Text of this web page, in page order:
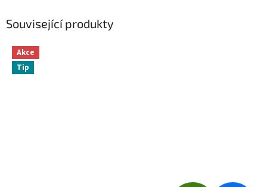
Související produkty
Akce
Tip